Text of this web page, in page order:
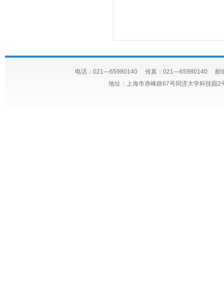
电话：021—65980140 传真：021—65980140 邮
地址：上海市赤峰路67号同济大学科技